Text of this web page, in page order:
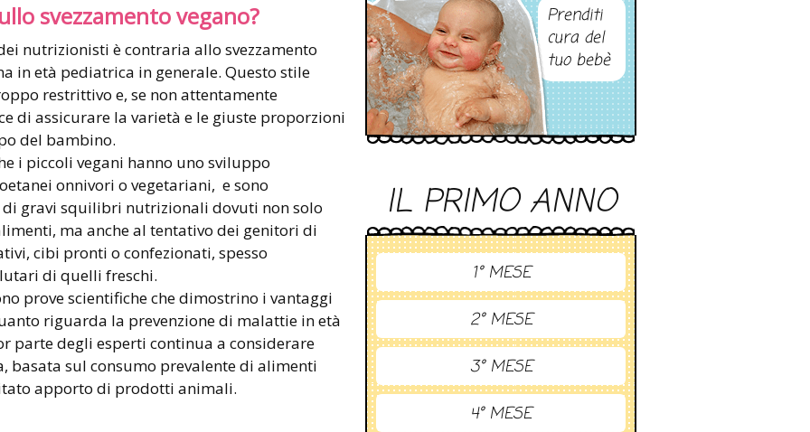
svezzamento vegano?
nutrizionisti è contraria allo svezzamento
in età pediatrica in generale. Questo stile
restrittivo e, se non attentamente
di assicurare la varietà e le giuste proporzioni
del bambino.
i piccoli vegani hanno uno sviluppo
onnivori o vegetariani, e sono
gravi squilibri nutrizionali dovuti non solo
ma anche al tentativo dei genitori di
cibi pronti o confezionati, spesso
di quelli freschi.
prove scientifiche che dimostrino i vantaggi
riguarda la prevenzione di malattie in età
parte degli esperti continua a considerare
basata sul consumo prevalente di alimenti
apporto di prodotti animali.
Prenditi
cura del
tuo bebè
IL PRIMO ANNO
1° MESE
2° MESE
3° MESE
4° MESE